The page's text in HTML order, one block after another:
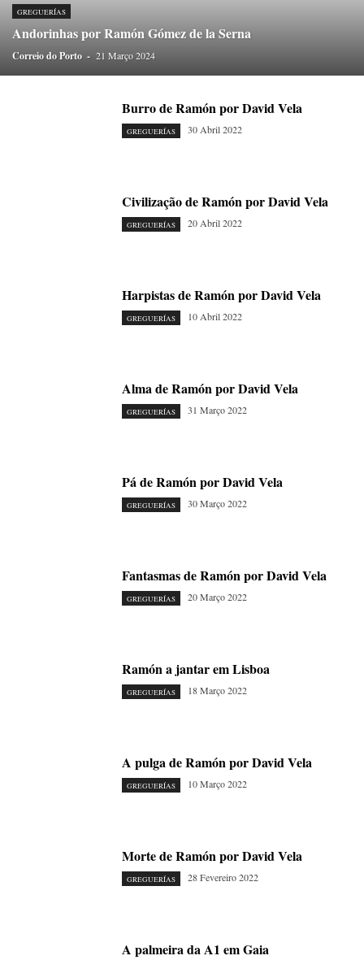
GREGUERÍAS
Andorinhas por Ramón Gómez de la Serna
Correio do Porto - 21 Março 2024
Burro de Ramón por David Vela
GREGUERÍAS 30 Abril 2022
Civilização de Ramón por David Vela
GREGUERÍAS 20 Abril 2022
Harpistas de Ramón por David Vela
GREGUERÍAS 10 Abril 2022
Alma de Ramón por David Vela
GREGUERÍAS 31 Março 2022
Pá de Ramón por David Vela
GREGUERÍAS 30 Março 2022
Fantasmas de Ramón por David Vela
GREGUERÍAS 20 Março 2022
Ramón a jantar em Lisboa
GREGUERÍAS 18 Março 2022
A pulga de Ramón por David Vela
GREGUERÍAS 10 Março 2022
Morte de Ramón por David Vela
GREGUERÍAS 28 Fevereiro 2022
A palmeira da A1 em Gaia